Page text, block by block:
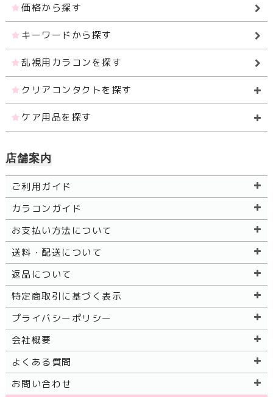
価格から探す
キーワードから探す
乱視用カラコンを探す
クリアコンタクトを探す
ケア用品を探す
店舗案内
ご利用ガイド
カラコンガイド
お支払い方法について
送料・配送について
返品について
特定商取引に基づく表示
プライバシーポリシー
会社概要
よくある質問
お問い合わせ